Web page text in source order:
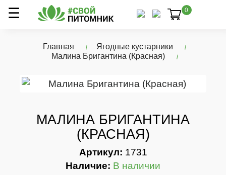
0
Главная
Ягодные кустарники
Малина Бригантина (Красная)
МАЛИНА БРИГАНТИНА
(КРАСНАЯ)
Артикул: 1731
Наличие: В наличии